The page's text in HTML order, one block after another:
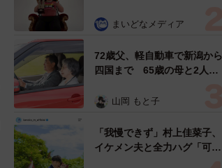
で」 まいどなメディア
72歳父、軽自動車で新潟から
四国まで 65歳の母と2人で
憩まで分刻み… 「大学生で
山岡 もと子
「我慢できず」村上佳菜子、
イケメン夫と全力ハグ「可愛